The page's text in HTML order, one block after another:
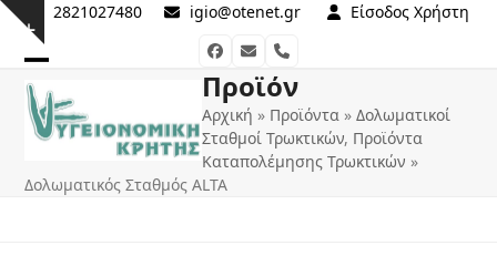
Skip
content
Show
notice
2821027480 igio@otenet.gr Είσοδος Χρήστη
Facebook
EmailPhone
Open
mobile
Close
mobile
Προϊόν
Αρχική » Προϊόντα »Δολωματικοί
Σταθμοί Τρωκτικών, Προϊόντα
Καταπολέμησης Τρωκτικών »
Δολωματικός Σταθμός ALTA